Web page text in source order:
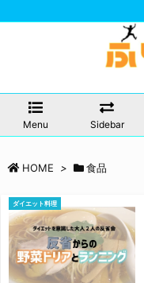
Menu Sidebar
HOME > 食品
ダイエット料理